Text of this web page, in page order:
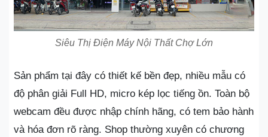
Siêu Thị Điện Máy Nội Thất Chợ Lớn
Sản phẩm tại đây có thiết kế bền đẹp, nhiều mẫu có
độ phân giải Full HD, micro kép lọc tiếng ồn. Toàn bộ
webcam đều được nhập chính hãng, có tem bảo hành
và hóa đơn rõ ràng. Shop thường xuyên có chương